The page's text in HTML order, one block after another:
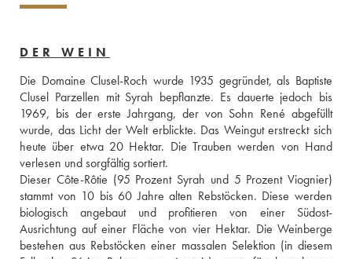
DER WEIN
Die Domaine Clusel-Roch wurde 1935 gegründet, als Baptiste
Clusel Parzellen mit Syrah bepflanzte. Es dauerte jedoch bis
1969, bis der erste Jahrgang, der von Sohn René abgefüllt
wurde, das Licht der Welt erblickte. Das Weingut erstreckt sich
heute über etwa 20 Hektar. Die Trauben werden von Hand
verlesen und sorgfältig sortiert.
Dieser Côte-Rôtie (95 Prozent Syrah und 5 Prozent Viognier)
stammt von 10 bis 60 Jahre alten Rebstöcken. Diese werden
biologisch angebaut und profitieren von einer Südost-
Ausrichtung auf einer Fläche von vier Hektar. Die Weinberge
bestehen aus Rebstöcken einer massalen Selektion (in diesem